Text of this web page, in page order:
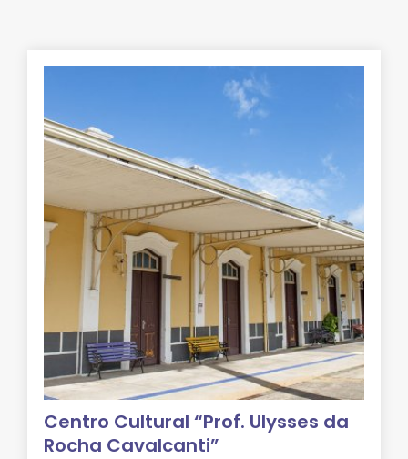
Centro Cultural “Prof. Ulysses da
Rocha Cavalcanti”